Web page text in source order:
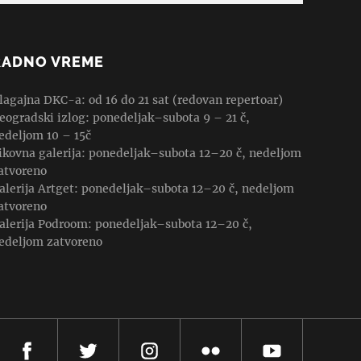
VREME
DKC-a: od 16 do 21 sat (redovan repertoar)
izlog: ponedeljak–subota 9 – 21 č,
10 – 15č
galerija: ponedeljak–subota 12–20 č, nedeljom
Artget: ponedeljak–subota 12–20 č, nedeljom
Podroom: ponedeljak–subota 12–20 č,
zatvoreno